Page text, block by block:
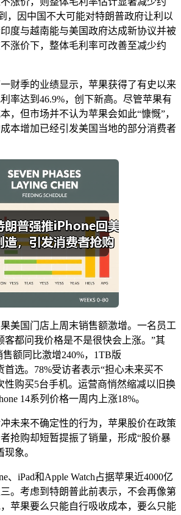
，因中国不大可能对特朗普政府让利以
度与越南能与美国政府达成新协议并被
涨价下，整体毛利率可改善至减少约
财季的业绩显示，苹果获得了有史以来
率达到46.9%，创下新高。尽管苹果有
，但市场并不认为苹果会如此“慷慨”，
本增加已经引发美国当地的部分消费者
美国门店上周末销售额激增。一名员工
客都问我价格是不是很快会上涨。”其
额同比激增240%，1TB版
首选。78%受访者表示“担心未来买不
性购买5台手机。运营商悄然缩减以旧换
14系列价格一周内上涨18%。
未来不确定性的行为，苹果股价在政策
抢购却短暂提振了销量，形成“股价暴
象。
、iPad和Apple Watch占据苹果近4000亿
。考虑到特朗普此前表示，不会再像第
苹果要么只能自行吸收成本，要么只能